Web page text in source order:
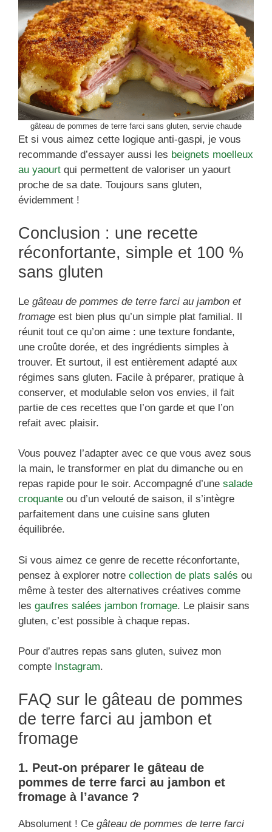
gâteau de pommes de terre farci sans gluten, servie chaude
Et si vous aimez cette logique anti-gaspi, je vous
recommande d’essayer aussi les beignets moelleux
au yaourt qui permettent de valoriser un yaourt
proche de sa date. Toujours sans gluten,
évidemment !
Conclusion : une recette
réconfortante, simple et 100 %
sans gluten
Le gâteau de pommes de terre farci au jambon et
fromage est bien plus qu’un simple plat familial. Il
réunit tout ce qu’on aime : une texture fondante,
une croûte dorée, et des ingrédients simples à
trouver. Et surtout, il est entièrement adapté aux
régimes sans gluten. Facile à préparer, pratique à
conserver, et modulable selon vos envies, il fait
partie de ces recettes que l’on garde et que l’on
refait avec plaisir.
Vous pouvez l’adapter avec ce que vous avez sous
la main, le transformer en plat du dimanche ou en
repas rapide pour le soir. Accompagné d’une salade
croquante ou d’un velouté de saison, il s’intègre
parfaitement dans une cuisine sans gluten
équilibrée.
Si vous aimez ce genre de recette réconfortante,
pensez à explorer notre collection de plats salés ou
même à tester des alternatives créatives comme
les gaufres salées jambon fromage. Le plaisir sans
gluten, c’est possible à chaque repas.
Pour d’autres repas sans gluten, suivez mon
compte Instagram.
FAQ sur le gâteau de pommes
de terre farci au jambon et
fromage
1. Peut-on préparer le gâteau de
pommes de terre farci au jambon et
fromage à l’avance ?
Absolument ! Ce gâteau de pommes de terre farci